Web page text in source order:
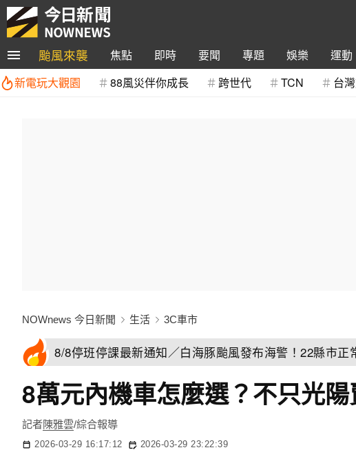
颱風來襲 焦點 即時 要聞 專題 娛樂 運動
新電玩大觀園
88風災伴你成長 跨世代 TCN 台
NOWnews 今日新聞 生活 3C車市
8/8停班停課最新通知／白海豚颱風發布海警！22縣市正
8萬元內機車怎麼選？不只光
記者陳雅雲/綜合報導
2026-03-29 16:17:12 2026-03-29 23:22:39